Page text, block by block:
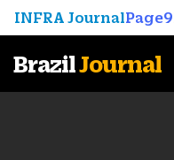
INFRA JournalPage9
BrazilJournal